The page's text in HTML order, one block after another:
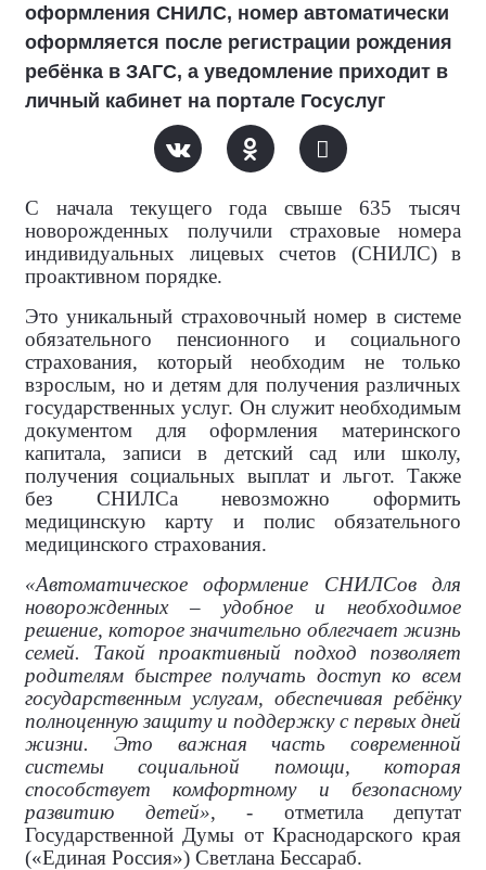
оформления СНИЛС, номер автоматически
оформляется после регистрации рождения
ребёнка в ЗАГС, а уведомление приходит в
личный кабинет на портале Госуслуг
С начала текущего года свыше 635 тысяч
новорожденных получили страховые номера
индивидуальных лицевых счетов (СНИЛС) в
проактивном порядке.
Это уникальный страховочный номер в системе
обязательного пенсионного и социального
страхования, который необходим не только
взрослым, но и детям для получения различных
государственных услуг. Он служит необходимым
документом для оформления материнского
капитала, записи в детский сад или школу,
получения социальных выплат и льгот. Также
без СНИЛСа невозможно оформить
медицинскую карту и полис обязательного
медицинского страхования.
«Автоматическое оформление СНИЛСов для
новорожденных – удобное и необходимое
решение, которое значительно облегчает жизнь
семей. Такой проактивный подход позволяет
родителям быстрее получать доступ ко всем
государственным услугам, обеспечивая ребёнку
полноценную защиту и поддержку с первых дней
жизни. Это важная часть современной
системы социальной помощи, которая
способствует комфортному и безопасному
развитию детей», - отметила депутат
Государственной Думы от Краснодарского края
(«Единая Россия») Светлана Бессараб.